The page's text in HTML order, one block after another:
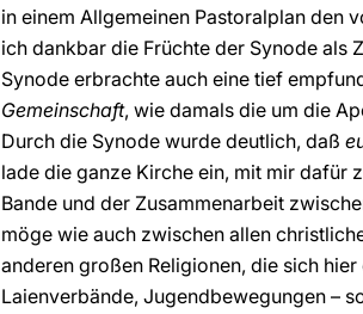
in einem Allgemeinen Pastoralplan den
ich dankbar die Früchte der Synode als
Synode erbrachte auch eine tief
Gemeinschaft, wie damals die um die
Durch die Synode wurde deutlich, daß
lade die ganze Kirche ein, mit mir dafür
Bande und der Zusammenarbeit
möge wie auch zwischen allen
anderen großen Religionen, die sich
Laienverbände, Jugendbewegungen –